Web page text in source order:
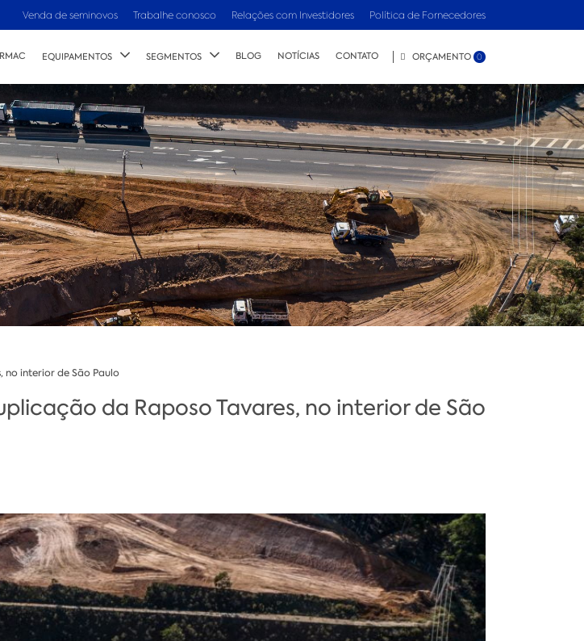
Venda de seminovos Trabalhe conosco Relações com Investidores Política de Fornecedores
EQUIPAMENTOS SEGMENTOS BLOG NOTÍCIAS CONTATO ORÇAMENTO 0
no interior de São Paulo
da Raposo Tavares, no interior de São